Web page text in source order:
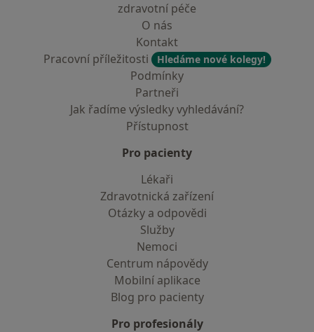
zdravotní péče
O nás
Kontakt
Pracovní příležitosti
Hledáme nové kolegy!
Podmínky
Partneři
Jak řadíme výsledky vyhledávání?
Přístupnost
Pro pacienty
Lékaři
Zdravotnická zařízení
Otázky a odpovědi
Služby
Nemoci
Centrum nápovědy
Mobilní aplikace
Blog pro pacienty
Pro profesionály